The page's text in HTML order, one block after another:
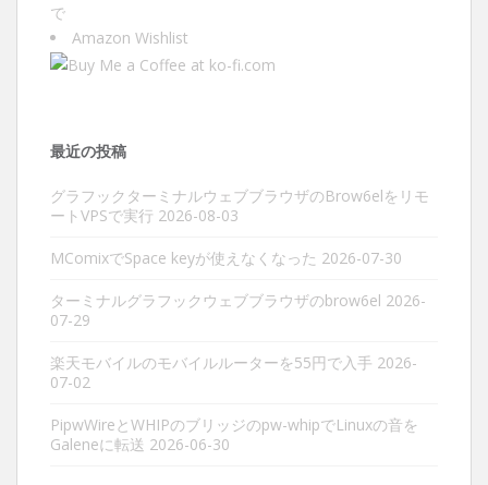
で
Amazon Wishlist
最近の投稿
グラフックターミナルウェブブラウザのBrow6elをリモ
ートVPSで実行 2026-08-03
MComixでSpace keyが使えなくなった 2026-07-30
ターミナルグラフックウェブブラウザのbrow6el 2026-
07-29
楽天モバイルのモバイルルーターを55円で入手 2026-
07-02
PipwWireとWHIPのブリッジのpw-whipでLinuxの音を
Galeneに転送 2026-06-30